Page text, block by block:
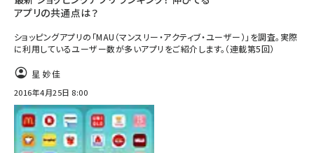
アプリの共通点は？
ショッピングアプリの「MAU（マンスリー・アクティブ・ユーザー）」を調査。実際
に利用しているユーザー数が多いアプリをご紹介します。（連載第5回）
星 妙佳
2016年4月25日 8:00